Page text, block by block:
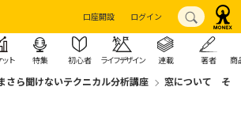
口座開設 ログイン
ット 特集 初心者 ライフデザイン 連載 著者 商
さら聞けないテクニカル分析講座
窓について そ